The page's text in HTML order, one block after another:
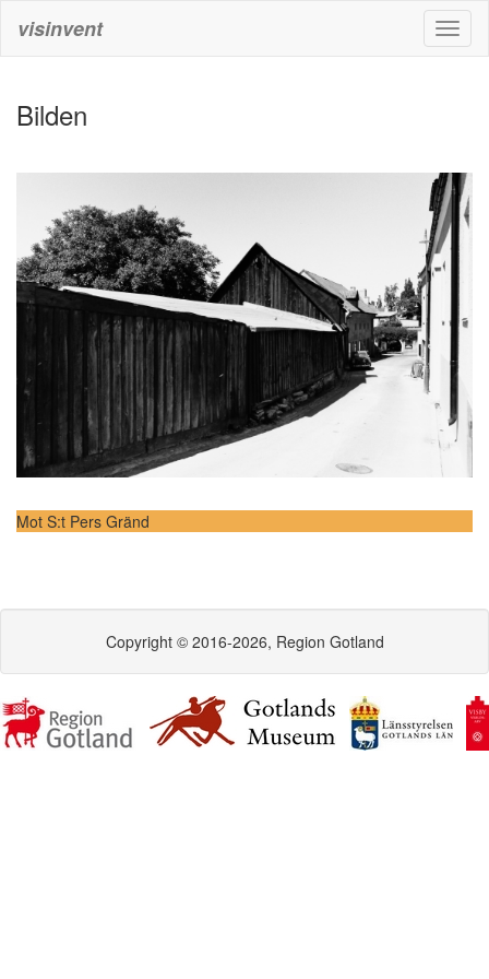
visinvent
Bilden
Mot S:t Pers Gränd
Copyright © 2016-2026, Region Gotland